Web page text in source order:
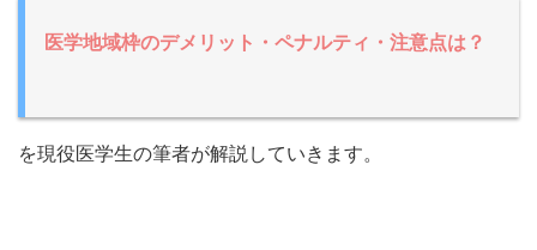
医学地域枠のデメリット・ペナルティ・注意点は？
を現役医学生の筆者が解説していきます。